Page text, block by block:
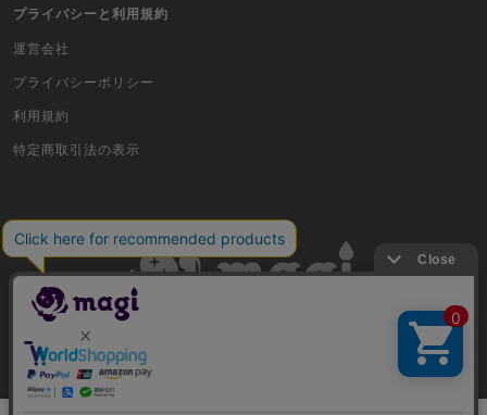
プライバシーと利用規約
運営会社
プライバシーポリシー
利用規約
特定商取引法の表示
古物商許可番号 株式会社ジラフ 東京都公安委員会 第303311606477号
COPYRIGHT © 2019 Jiraffe Inc.